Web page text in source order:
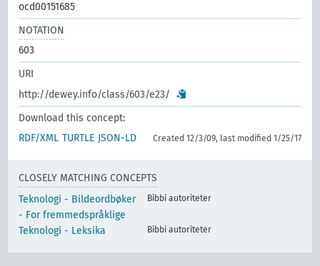
ocd00151685
NOTATION
603
URI
http://dewey.info/class/603/e23/
Download this concept:
RDF/XML TURTLE JSON-LD Created 12/3/09, last modified 1/25/17
CLOSELY MATCHING CONCEPTS
Teknologi - Bildeordbøker
- For fremmedspråklige
Bibbi autoriteter
Teknologi - Leksika Bibbi autoriteter